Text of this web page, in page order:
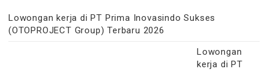
Lowongan kerja di PT Prima Inovasindo Sukses
(OTOPROJECT Group) Terbaru 2026
Lowongan
kerja di PT